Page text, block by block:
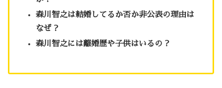
森川智之は結婚してるか否か非公表の理由は
なぜ？
森川智之には離婚歴や子供はいるの？